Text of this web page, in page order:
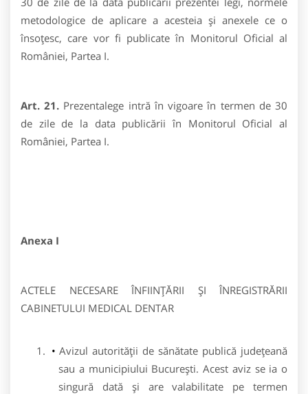
metodologice de aplicare a acesteia şi anexele ce o
însoţesc, care vor fi publicate în Monitorul Oficial al
României, Partea I.
Art. 21. Prezentalege intră în vigoare în termen de 30
de zile de la data publicării în Monitorul Oficial al
României, Partea I.
Anexa I
ACTELE NECESARE ÎNFIINŢĂRII ŞI ÎNREGISTRĂRII
CABINETULUI MEDICAL DENTAR
Avizul autorității de sănătate publică judeţeană
sau a municipiului Bucureşti. Acest aviz se ia o
singură dată şi are valabilitate pe termen